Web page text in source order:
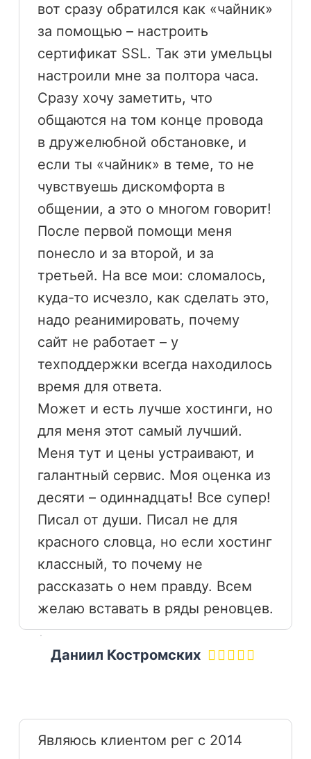
вот сразу обратился как «чайник»
за помощью – настроить
сертификат SSL. Так эти умельцы
настроили мне за полтора часа.
Сразу хочу заметить, что
общаются на том конце провода
в дружелюбной обстановке, и
если ты «чайник» в теме, то не
чувствуешь дискомфорта в
общении, а это о многом говорит!
После первой помощи меня
понесло и за второй, и за
третьей. На все мои: сломалось,
куда-то исчезло, как сделать это,
надо реанимировать, почему
сайт не работает – у
техподдержки всегда находилось
время для ответа.
Может и есть лучше хостинги, но
для меня этот самый лучший.
Меня тут и цены устраивают, и
галантный сервис. Моя оценка из
десяти – одиннадцать! Все супер!
Писал от души. Писал не для
красного словца, но если хостинг
классный, то почему не
рассказать о нем правду. Всем
желаю вставать в ряды реновцев.
Даниил Костромских
Являюсь клиентом рег с 2014